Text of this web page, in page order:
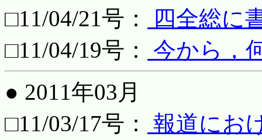
□11/04/21号：
四全総に
□11/04/19号：
今から，
● 2011年03月
□11/03/17号：
報道にお